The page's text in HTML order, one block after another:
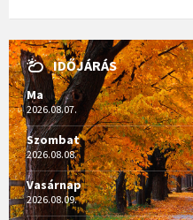
IDŐJÁRÁS
Ma
2026.08.07.
Szombat
2026.08.08.
Vasárnap
2026.08.09.